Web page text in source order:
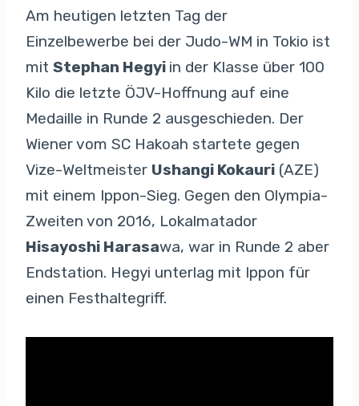
Am heutigen letzten Tag der
Einzelbewerbe bei der Judo-WM in Tokio ist
mit Stephan Hegyi in der Klasse über 100
Kilo die letzte ÖJV-Hoffnung auf eine
Medaille in Runde 2 ausgeschieden. Der
Wiener vom SC Hakoah startete gegen
Vize-Weltmeister Ushangi Kokauri (AZE)
mit einem Ippon-Sieg. Gegen den Olympia-
Zweiten von 2016, Lokalmatador
Hisayoshi Harasawa, war in Runde 2 aber
Endstation. Hegyi unterlag mit Ippon für
einen Festhaltegriff.